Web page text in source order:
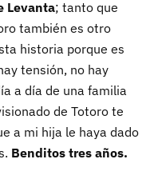
Levanta; tanto que
también es otro
historia porque es
tensión, no hay
a día de una familia
de Totoro te
a mi hija le haya dado
Benditos tres años.